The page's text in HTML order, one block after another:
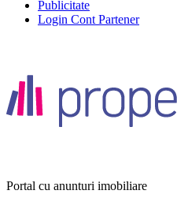
Publicitate
Login Cont Partener
Portal cu anunturi imobiliare